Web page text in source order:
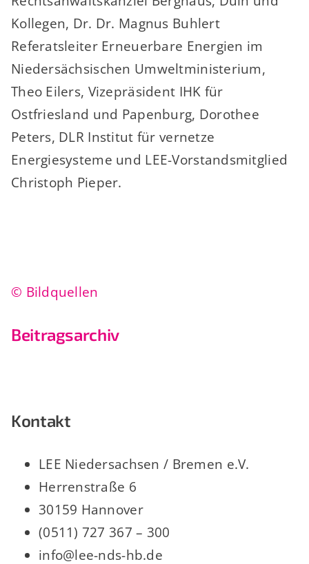
Kollegen, Dr. Dr. Magnus Buhlert
Referatsleiter Erneuerbare Energien im
Niedersächsischen Umweltministerium,
Theo Eilers, Vizepräsident IHK für
Ostfriesland und Papenburg, Dorothee
Peters, DLR Institut für vernetze
Energiesysteme und LEE-Vorstandsmitglied
Christoph Pieper.
© Bildquellen
Beitragsarchiv
Kontakt
LEE Niedersachsen / Bremen e.V.
Herrenstraße 6
30159 Hannover
(0511) 727 367 – 300
info@lee-nds-hb.de